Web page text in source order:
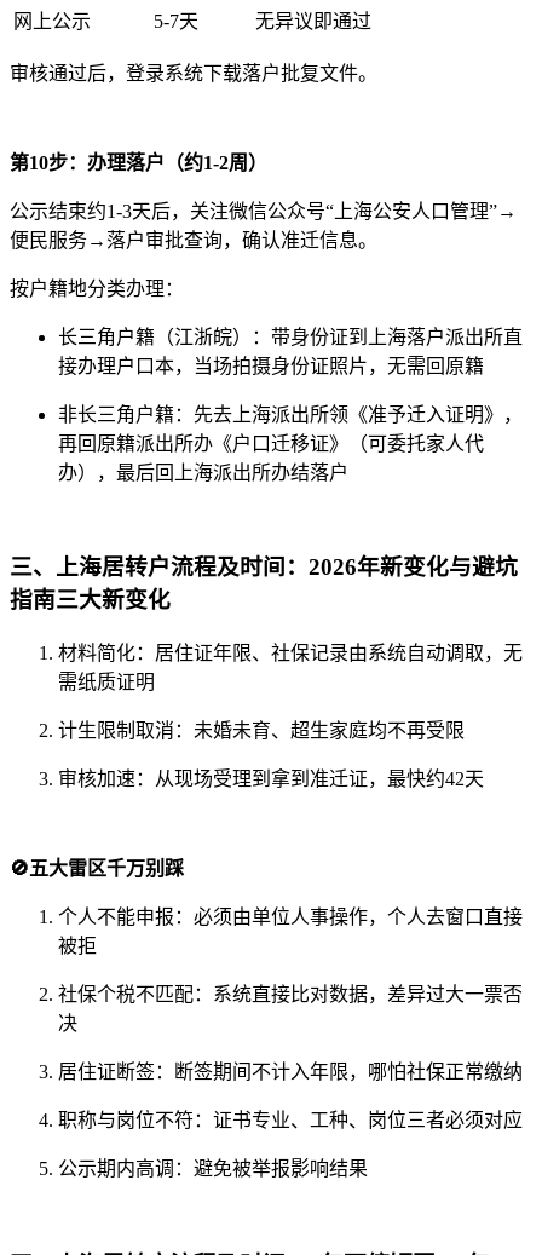
网上公示
5-7天 无异议即通过
审核通过后，登录系统下载落户批复文件。
第10步：办理落户（约1-2周）
公示结束约1-3天后，关注微信公众号“上海公安人口管理”→
便民服务→落户审批查询，确认准迁信息。
按户籍地分类办理：
长三角户籍（江浙皖）：带身份证到上海落户派出所直
接办理户口本，当场拍摄身份证照片，无需回原籍
非长三角户籍：先去上海派出所领《准予迁入证明》，
再回原籍派出所办《户口迁移证》（可委托家人代
办），最后回上海派出所办结落户
三、上海居转户流程及时间：2026年新变化与避坑
指南三大新变化
材料简化：居住证年限、社保记录由系统自动调取，无
需纸质证明
计生限制取消：未婚未育、超生家庭均不再受限
审核加速：从现场受理到拿到准迁证，最快约42天
🚫五大雷区千万别踩
个人不能申报：必须由单位人事操作，个人去窗口直接
被拒
社保个税不匹配：系统直接比对数据，差异过大一票否
决
居住证断签：断签期间不计入年限，哪怕社保正常缴纳
职称与岗位不符：证书专业、工种、岗位三者必须对应
公示期内高调：避免被举报影响结果